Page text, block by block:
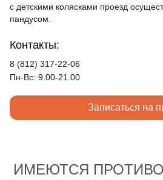
с детскими колясками проезд
пандусом.
Контакты:
8 (812) 317-22-06
Пн-Вс: 9.00-21.00
Записаться на
ИМЕЮТСЯ